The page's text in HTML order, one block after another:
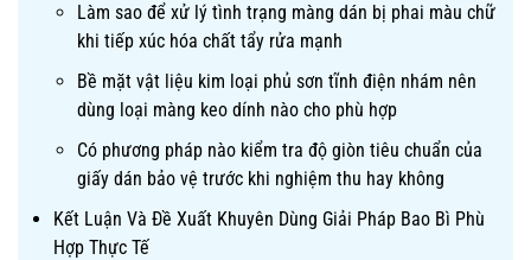
Làm sao để xử lý tình trạng màng dán bị phai màu chữ
khi tiếp xúc hóa chất tẩy rửa mạnh
Bề mặt vật liệu kim loại phủ sơn tĩnh điện nhám nên
dùng loại màng keo dính nào cho phù hợp
Có phương pháp nào kiểm tra độ giòn tiêu chuẩn của
giấy dán bảo vệ trước khi nghiệm thu hay không
Kết Luận Và Đề Xuất Khuyên Dùng Giải Pháp Bao Bì Phù
Hợp Thực Tế